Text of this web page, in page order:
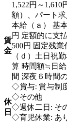
賃
金
1,522円～
額）、パート
本給（ａ） 基
円 定額的に支
500円 固定残
（ｄ）土日祝
算 時間額≒日
間 深夜６時間
◇賞与: 賞与制
休
日
◇その他
◇週休二日: そ
◇育児休業: あ